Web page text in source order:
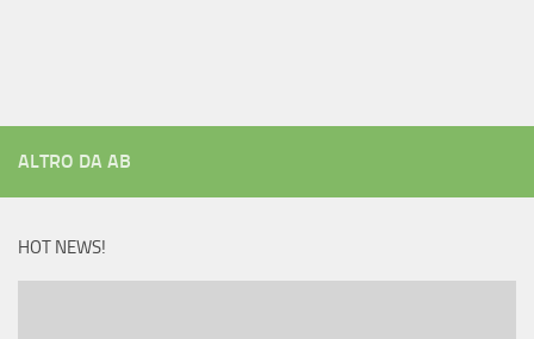
ALTRO DA AB
HOT NEWS!